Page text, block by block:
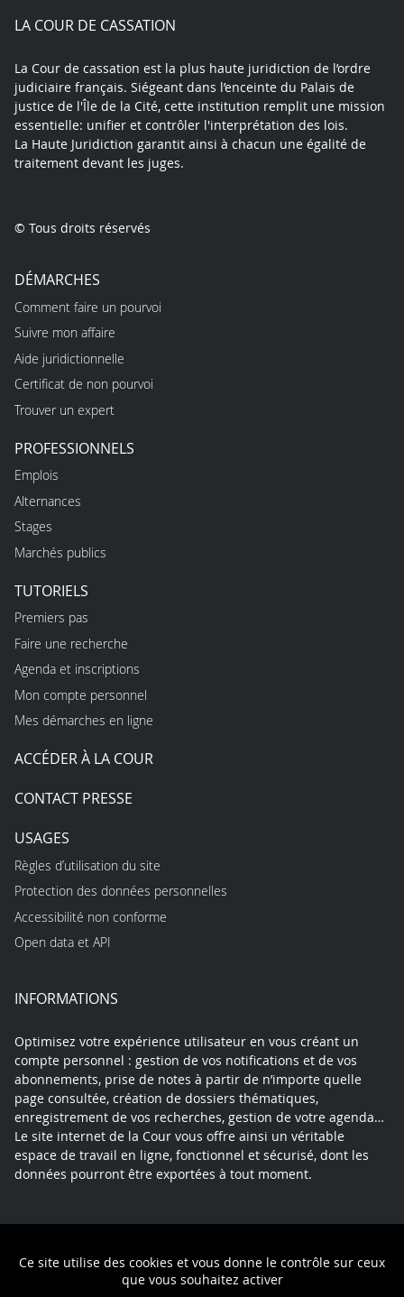
Ce site utilise des cookies et vous donne le contrôle sur ceux
que vous souhaitez activer
LA COUR DE CASSATION
La Cour de cassation est la plus haute juridiction de l’ordre
judiciaire français. Siégeant dans l’enceinte du Palais de
justice de l'Île de la Cité, cette institution remplit une mission
essentielle: unifier et contrôler l'interprétation des lois.
La Haute Juridiction garantit ainsi à chacun une égalité de
traitement devant les juges.
© Tous droits réservés
DÉMARCHES
Comment faire un pourvoi
Suivre mon affaire
Aide juridictionnelle
Certificat de non pourvoi
Trouver un expert
PROFESSIONNELS
Emplois
Alternances
Stages
Marchés publics
TUTORIELS
Premiers pas
Faire une recherche
Agenda et inscriptions
Mon compte personnel
Mes démarches en ligne
ACCÉDER À LA COUR
CONTACT PRESSE
USAGES
Règles d’utilisation du site
Protection des données personnelles
Accessibilité non conforme
Open data et API
INFORMATIONS
Optimisez votre expérience utilisateur en vous créant un
compte personnel : gestion de vos notifications et de vos
abonnements, prise de notes à partir de n’importe quelle
page consultée, création de dossiers thématiques,
enregistrement de vos recherches, gestion de votre agenda…
Le site internet de la Cour vous offre ainsi un véritable
espace de travail en ligne, fonctionnel et sécurisé, dont les
données pourront être exportées à tout moment.
Politique de confidentialité